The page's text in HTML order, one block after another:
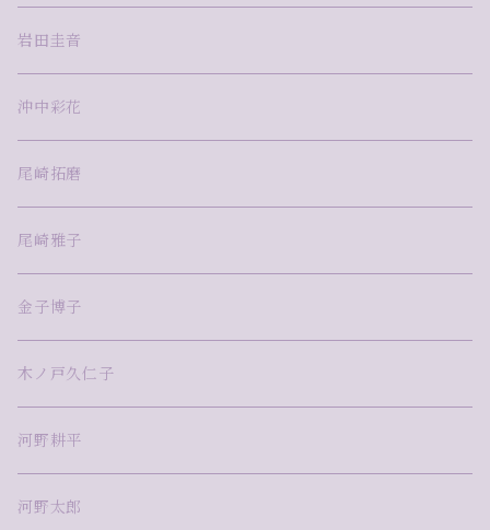
岩田圭音
沖中彩花
尾崎拓磨
尾崎雅子
金子博子
木ノ戸久仁子
河野耕平
河野太郎